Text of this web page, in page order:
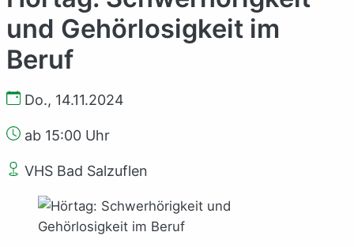
und Gehörlosigkeit im
Beruf
Do., 14.11.2024
ab 15:00 Uhr
VHS Bad Salzuflen